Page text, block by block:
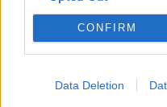
CONFIRM
Data Deletion
nuo patogių, kūną